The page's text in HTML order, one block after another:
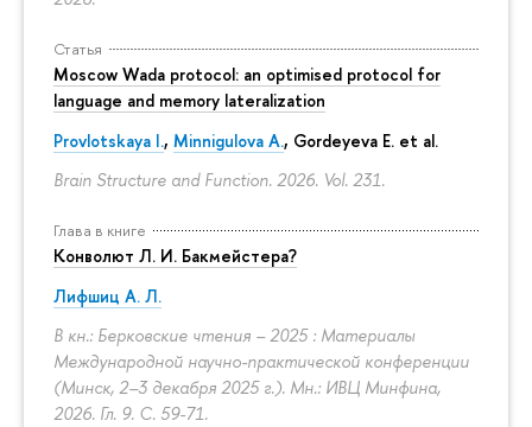
Статья
Moscow Wada protocol: an optimised protocol for
language and memory lateralization
Provlotskaya I., Minnigulova A., Gordeyeva E. et al.
Brain Structure and Function. 2026. Vol. 231.
Глава в книге
Конволют Л. И. Бакмейстера?
Лифшиц А. Л.
В кн.: Берковские чтения – 2025 : Материалы
Международной научно-практической конференции
(Минск, 2–3 декабря 2025 г.). Мн.: ИВЦ Минфина,
2026. Гл. 9. С. 59-71.